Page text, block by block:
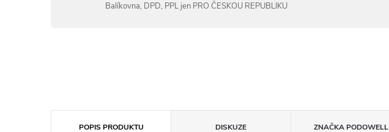
Balíkovna, DPD, PPL jen PRO ČESKOU REPUBLIKU
POPIS PRODUKTU DISKUZE ZNAČKAPODOWELL